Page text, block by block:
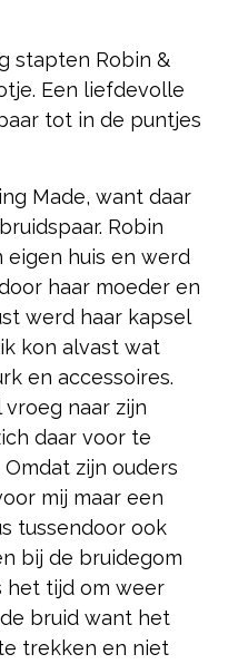
stapten Robin &
Een liefdevolle
tot in de puntjes
Made, want daar
Robin
eigen huis en werd
haar moeder en
werd haar kapsel
kon alvast wat
en accessoires.
naar zijn
daar voor te
zijn ouders
mij maar een
tussendoor ook
bij de bruidegom
het tijd om weer
bruid want het
trekken en niet